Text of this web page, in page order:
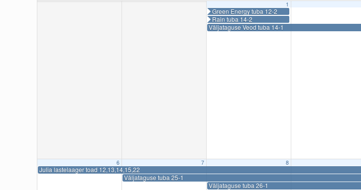
1
Green Energy tuba 12-2
Rain tuba 14-2
Väljataguse Veod tuba 14-1
6
Julia lastelaager toad 12,13,14,15,22
7
Väljataguse tuba 25-1
8
Väljataguse tuba 26-1